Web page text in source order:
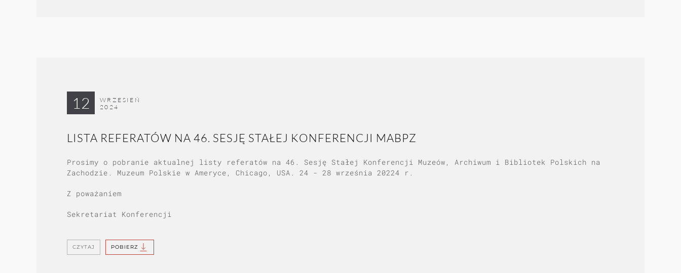
12
WRZESIEŃ
2024
LISTA REFERATÓW NA 46. SESJĘ STAŁEJ KONFERENCJI MABPZ
Prosimy o pobranie aktualnej listy referatów na 46. Sesję Stałej Konferencji Muzeów, Archiwum i Bibliotek Polskich na
Zachodzie. Muzeum Polskie w Ameryce, Chicago, USA. 24 - 28 września 20224 r.
Z poważaniem
Sekretariat Konferencji
CZYTAJ POBIERZ